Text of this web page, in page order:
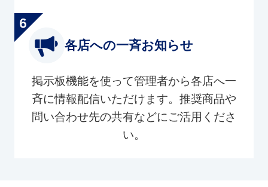
各店への一斉お知らせ
掲示板機能を使って管理者から各店へ一
斉に情報配信いただけます。推奨商品や
問い合わせ先の共有などにご活用くださ
い。